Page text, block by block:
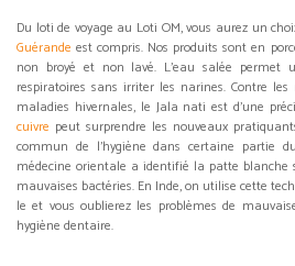
Du loti de voyage au Loti OM, vous aurez un
Guérande est compris. Nos produits sont en
non broyé et non lavé. L'eau salée permet
respiratoires sans irriter les narines. Contre
maladies hivernales, le Jala nati est d'une
cuivre peut surprendre les nouveaux
commun de l’hygiène dans certaine partie
médecine orientale a identifié la patte
mauvaises bactéries. En Inde, on utilise cette
le et vous oublierez les problèmes de
hygiène dentaire.